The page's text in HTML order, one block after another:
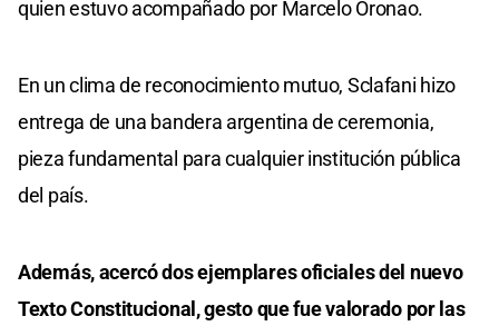
quien estuvo acompañado por Marcelo Oronao.
En un clima de reconocimiento mutuo, Sclafani hizo
entrega de una bandera argentina de ceremonia,
pieza fundamental para cualquier institución pública
del país.
Además, acercó dos ejemplares oficiales del nuevo
Texto Constitucional, gesto que fue valorado por las